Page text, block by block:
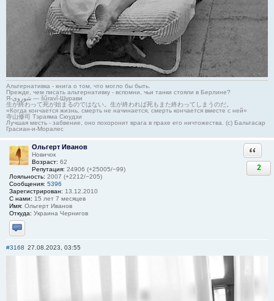
Альтернативка - книга о том, что могло бы быть.
Прежде, чем писать альтернативку - вспомни, чьи танки стояли в Берлине?
Я-شوروی — šûravî-Шурави
生が終わって死が始まるのではない。生が終われば死もまた終わってしまうのだ。
«Когда кончается жизнь, смерть не начинается, смерть кончается вместе с ней»
寺山修司 Тэраяма Сюудзи
Лучшая месть - забвение, оно похоронит врага в прахе его ничтожества. (с) Бальтасар
Грасиан-и-Моралес
Ольгерт Иванов
Новичок
Возраст: 62
Репутация: 24906 (+25005/−99)
Лояльность: 2007 (+2212/−205)
Сообщения: 5396
Зарегистрирован: 13.12.2010
С нами: 15 лет 7 месяцев
Имя: Ольгерт Иванов
Откуда: Украина Чернигов
Отправить личное сообщение
2
#3168 27.08.2023, 03:55